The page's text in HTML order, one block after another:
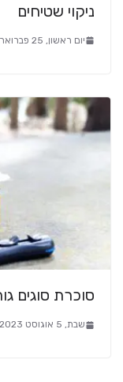
ניקוי שטיחים
יום ראשון, 25 פברואר 2018, 18:26
סוכרת סוגים
שבת, 5 אוגוסט 2023, 16:43